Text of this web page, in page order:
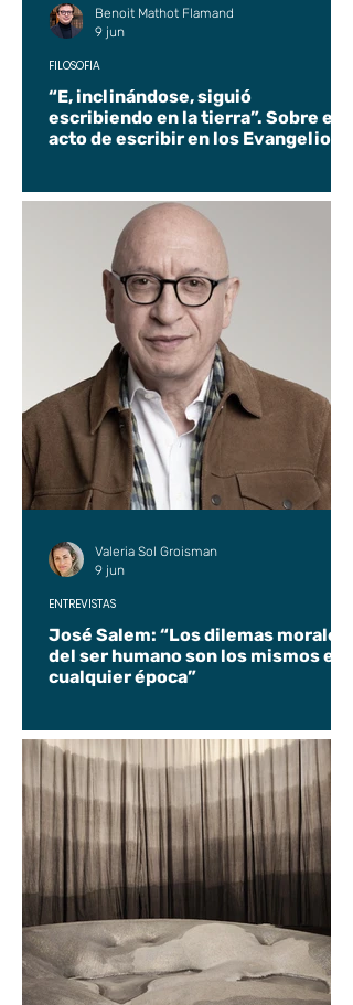
“E, inclinándose, siguió
escribiendo en la tierra”. Sobre el
acto de escribir en los Evangelios.
FILOSOFÍA
Benoit Mathot Flamand
9 jun
José Salem: “Los dilemas morales
del ser humano son los mismos en
cualquier época”
ENTREVISTAS
Valeria Sol Groisman
9 jun